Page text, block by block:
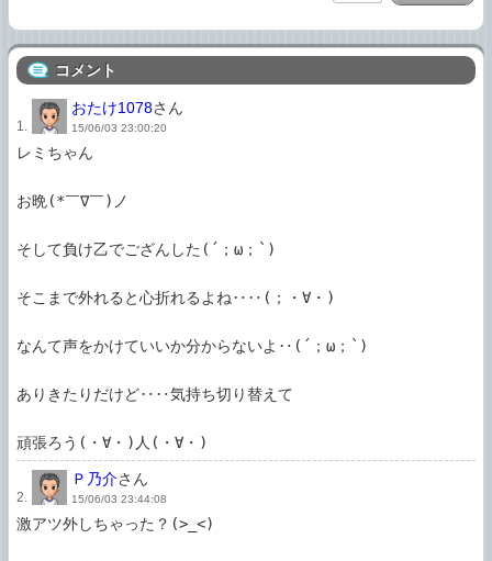
コメント
1.
おたけ1078さん
15/06/03 23:00:20
レミちゃん
お晩(*￣∇￣)ノ
そして負け乙でござんした(´；ω；`)
そこまで外れると心折れるよね‥‥(；・∀・)
なんて声をかけていいか分からないよ‥(´；ω；`)
ありきたりだけど‥‥気持ち切り替えて
頑張ろう(・∀・)人(・∀・)
2.
Ｐ乃介さん
15/06/03 23:44:08
激アツ外しちゃった？(>_<)